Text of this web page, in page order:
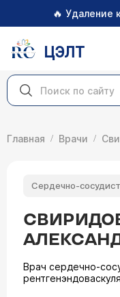
🔥 Удаление
ЦЭЛТ
Главная Врачи
Сердечно-
Врач сердечно-